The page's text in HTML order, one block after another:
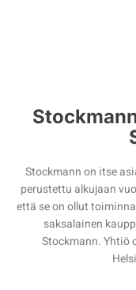
Stockmann on itse
perustettu alkujaan
että se on ollut
saksalainen
Stockmann. Yhtiö